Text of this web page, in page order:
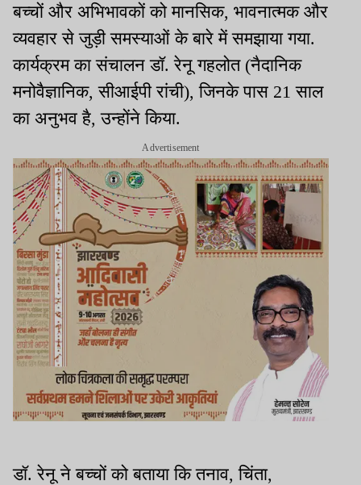
बच्चों और अभिभावकों को मानसिक, भावनात्मक और
व्यवहार से जुड़ी समस्याओं के बारे में समझाया गया.
कार्यक्रम का संचालन डॉ. रेनू गहलोत (नैदानिक
मनोवैज्ञानिक, सीआईपी रांची), जिनके पास 21 साल
का अनुभव है, उन्होंने किया.
Advertisement
डॉ. रेनू ने बच्चों को बताया कि तनाव, चिंता,